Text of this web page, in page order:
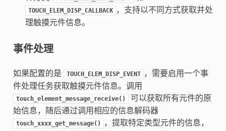
TOUCH_ELEM_DISP_CALLBACK ，支持以不同方式获取并处
理触摸元件信息。
事件处理
如果配置的是 TOUCH_ELEM_DISP_EVENT ，需要启用一个事
件处理任务获取触摸元件信息。调用
touch_element_message_receive()
可以获取所有元件的原
始信息，随后通过调用相应的信息解码器
touch_xxxx_get_message()
，提取特定类型元件的信息，